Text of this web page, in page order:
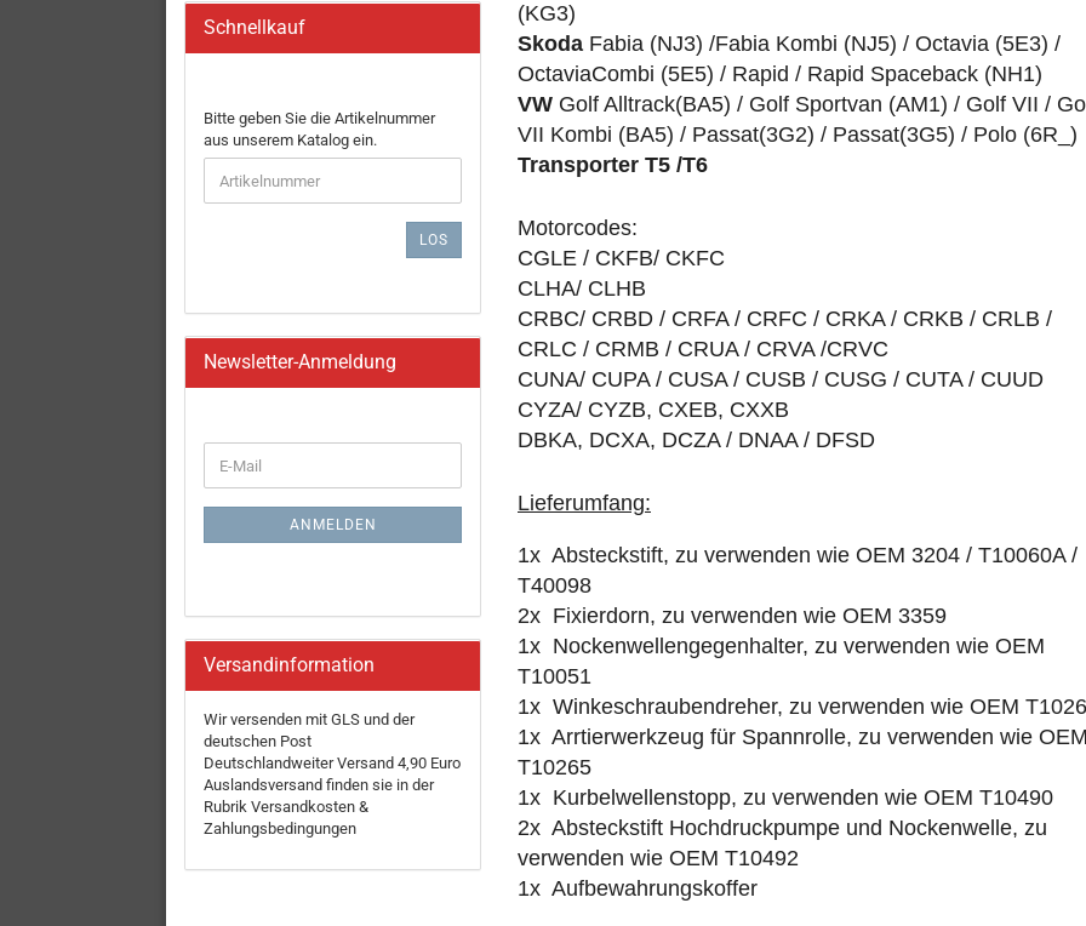
(KG3)
Skoda Fabia (NJ3) /Fabia Kombi (NJ5) / Octavia (5E3) /
OctaviaCombi (5E5) / Rapid / Rapid Spaceback (NH1)
VW Golf Alltrack(BA5) / Golf Sportvan (AM1) / Golf VII /
VII Kombi (BA5) / Passat(3G2) / Passat(3G5) / Polo (6R_)
Transporter T5 /T6
Motorcodes:
CGLE / CKFB/ CKFC
CLHA/ CLHB
CRBC/ CRBD / CRFA / CRFC / CRKA / CRKB / CRLB /
CRLC / CRMB / CRUA / CRVA /CRVC
CUNA/ CUPA / CUSA / CUSB / CUSG / CUTA / CUUD
CYZA/ CYZB, CXEB, CXXB
DBKA, DCXA, DCZA / DNAA / DFSD
Lieferumfang:
1x Absteckstift, zu verwenden wie OEM 3204 / T10060A /
T40098
2x Fixierdorn, zu verwenden wie OEM 3359
1x Nockenwellengegenhalter, zu verwenden wie OEM
T10051
1x Winkeschraubendreher, zu verwenden wie OEM
1x Arrtierwerkzeug für Spannrolle, zu verwenden wie
T10265
1x Kurbelwellenstopp, zu verwenden wie OEM T10490
2x Absteckstift Hochdruckpumpe und Nockenwelle, zu
verwenden wie OEM T10492
1x Aufbewahrungskoffer
Schnellkauf
BITTE
GEBEN
SIE
DIE
ARTIKELNUMMER
Bitte geben Sie die Artikelnummer
aus unserem Katalog ein.
LOS
Newsletter-Anmeldung
ZUR
ANMELDUNG
E-
Mail
ANMELDEN
Versandinformation
Wir versenden mit GLS und der
deutschen Post
Deutschlandweiter Versand 4,90 Euro
Auslandsversand finden sie in der
Rubrik Versandkosten &
Zahlungsbedingungen